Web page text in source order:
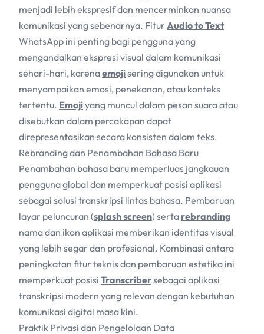
menjadi lebih ekspresif dan mencerminkan nuansa
komunikasi yang sebenarnya. Fitur Audio to Text
WhatsApp ini penting bagi pengguna yang
mengandalkan ekspresi visual dalam komunikasi
sehari-hari, karenaemojisering digunakan untuk
menyampaikan emosi, penekanan, atau konteks
tertentu. Emojiyang muncul dalam pesan suara atau
disebutkan dalam percakapan dapat
direpresentasikan secara konsisten dalam teks.
Rebranding dan Penambahan Bahasa Baru
Penambahan bahasa baru memperluas jangkauan
pengguna global dan memperkuat posisi aplikasi
sebagai solusi transkripsi lintas bahasa. Pembaruan
layar peluncuran (splash screen) serta rebranding
nama dan ikon aplikasi memberikan identitas visual
yang lebih segar dan profesional. Kombinasi antara
peningkatan fitur teknis dan pembaruan estetika ini
memperkuat posisi Transcribersebagai aplikasi
transkripsi modern yang relevan dengan kebutuhan
komunikasi digital masa kini.
Praktik Privasi dan Pengelolaan Data